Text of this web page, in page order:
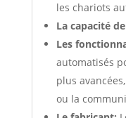
les chariots
La capacité
Les
automatisés
plus
ou la